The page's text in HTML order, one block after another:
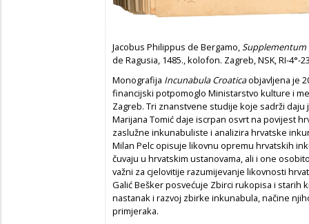
Jacobus Philippus de Bergamo,
de Ragusia, 1485., kolofon. Zagreb, NSK, RI-4°-
Monografija Incunabula Croaticaobjavljena je
financijski potpomoglo Ministarstvo kulture i
Zagreb. Tri znanstvene studije koje sadrži
Marijana Tomić daje iscrpan osvrt na povijest
zaslužne inkunabuliste i analizira hrvatske
Milan Pelc opisuje likovnu opremu hrvatskih
čuvaju u hrvatskim ustanovama, ali i one
važni za cjelovitije razumijevanje likovnosti
Galić Bešker posvećuje Zbirci rukopisa i starih
nastanak i razvoj zbirke inkunabula, načine
primjeraka.